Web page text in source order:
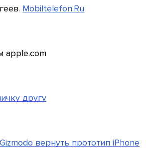
Mobiltelefon.Ru
apple.com
другу
вернуть прототип iPhone